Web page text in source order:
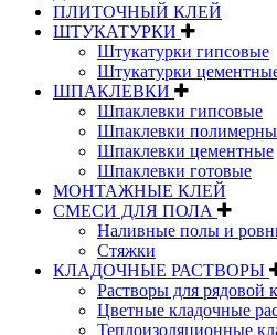
ПЛИТОЧНЫЙ КЛЕЙ
ШТУКАТУРКИ
Штукатурки гипсовые
Штукатурки
ШПАКЛЕВКИ
Шпаклевки гипсовые
Шпаклевки
Шпаклевки цементные
Шпаклевки готовые
МОНТАЖНЫЕ КЛЕЙ
СМЕСИ ДЛЯ ПОЛА
Наливные полы и
Стяжки
КЛАДОЧНЫЕ РАСТВОРЫ
Растворы для рядовой
Цветные кладочные
Теплоизоляционные